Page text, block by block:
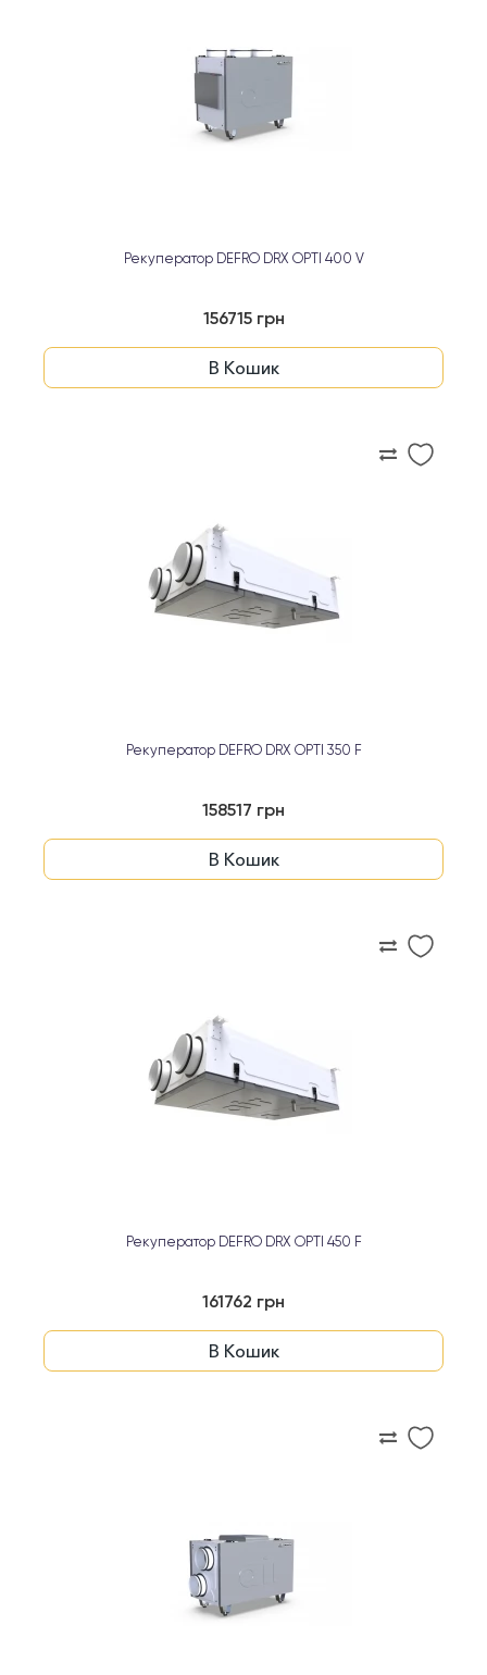
Рекуператор DEFRO DRX OPTI 400 V
156715 грн
В Кошик
Рекуператор DEFRO DRX OPTI 350 F
158517 грн
В Кошик
Рекуператор DEFRO DRX OPTI 450 F
161762 грн
В Кошик